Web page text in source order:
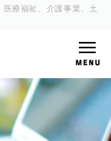
医療福祉、介護事業、土